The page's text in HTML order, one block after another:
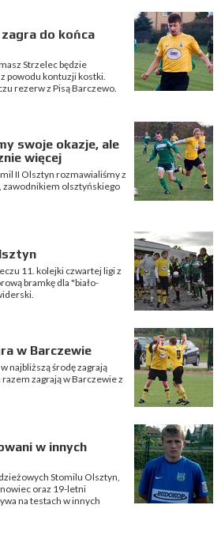
do końca
Strzelec będzie
powodu kontuzji kostki.
rezerw z Pisą Barczewo.
swoje okazje, ale
więcej
II Olsztyn rozmawialiśmy z
olsztyńskiego
11. kolejki czwartej ligi z
bramkę dla "biało-
w Barczewie
najbliższą środę zagrają
zagrają w Barczewie z
w innych
Stomilu Olsztyn,
oraz 19-letni
na testach w innych